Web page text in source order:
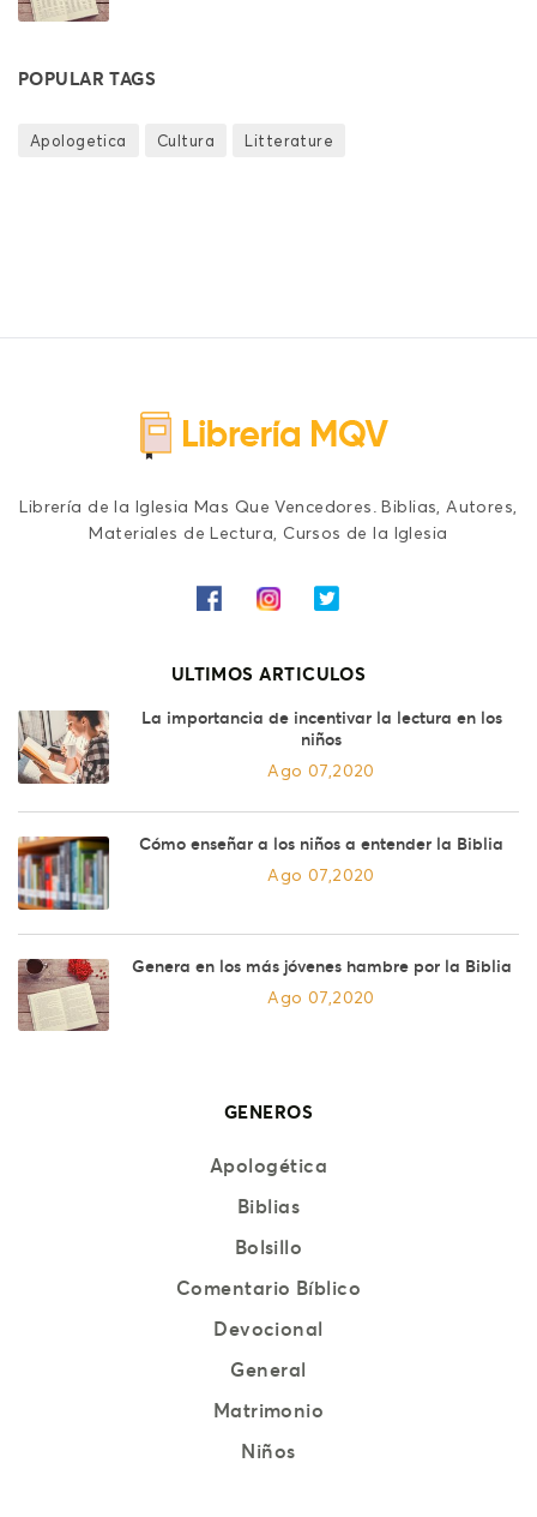
POPULAR TAGS
Apologetica Cultura Litterature
Librería de la Iglesia Mas Que Vencedores. Biblias, Autores,
Materiales de Lectura, Cursos de la Iglesia
ULTIMOS ARTICULOS
La importancia de incentivar la lectura en los
niños
Ago 07,2020
Cómo enseñar a los niños a entender la Biblia
Ago 07,2020
Genera en los más jóvenes hambre por la Biblia
Ago 07,2020
GENEROS
Apologética
Biblias
Bolsillo
Comentario Bíblico
Devocional
General
Matrimonio
Niños